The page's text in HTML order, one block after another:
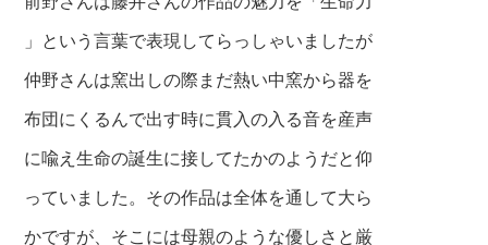
」という言葉で表現してらっしゃいましたが
仲野さんは窯出しの際まだ熱い中窯から器を
布団にくるんで出す時に貫入の入る音を産声
に喩え生命の誕生に接してたかのようだと仰
っていました。その作品は全体を通して大ら
かですが、そこには母親のような優しさと厳